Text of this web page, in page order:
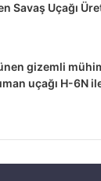
Savaş Uçağı
gizemli
uçağı H-6N